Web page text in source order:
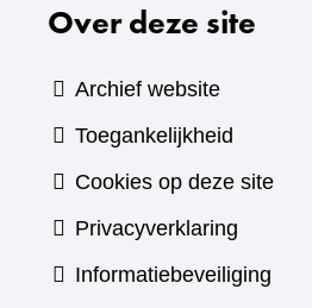
Over deze site
Archief website
Toegankelijkheid
Cookies op deze site
Privacyverklaring
Informatiebeveiliging